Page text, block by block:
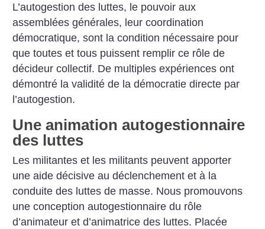
L’autogestion des luttes, le pouvoir aux
assemblées générales, leur coordination
démocratique, sont la condition nécessaire pour
que toutes et tous puissent remplir ce rôle de
décideur collectif. De multiples expériences ont
démontré la validité de la démocratie directe par
l’autogestion.
Une animation autogestionnaire
des luttes
Les militantes et les militants peuvent apporter
une aide décisive au déclenchement et à la
conduite des luttes de masse. Nous promouvons
une conception autogestionnaire du rôle
d’animateur et d’animatrice des luttes. Placée